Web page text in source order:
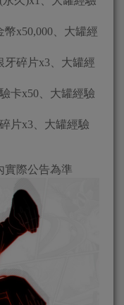
x50,000、大罐經
牙碎片x3、大罐經
卡x50、大罐經驗
片x3、大罐經驗
實際公告為準